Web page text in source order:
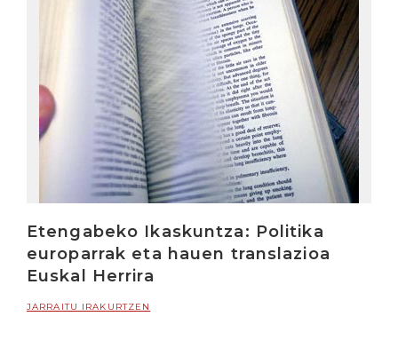
Etengabeko Ikaskuntza: Politika
europarrak eta hauen translazioa
Euskal Herrira
JARRAITU IRAKURTZEN